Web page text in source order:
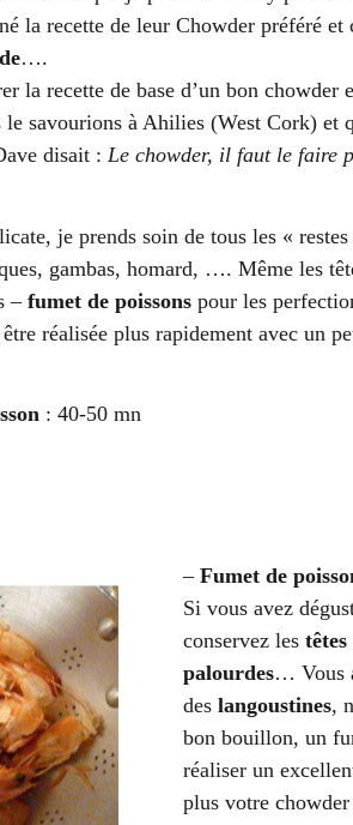
la recette de leur Chowder préféré
….
la recette de base d’un bon
le savourions à Ahilies (West Cork) et
disait : Le chowder, il faut le faire
je prends soin de tous les «
gambas, homard, …. Même les
– fumet de poissons pour les
réalisée plus rapidement avec un
: 40-50 mn
– Fumet de
Si vous avez
conservez les têtes
palourdes… Vous
des langoustines,
bon bouillon, un
réaliser un
plus votre